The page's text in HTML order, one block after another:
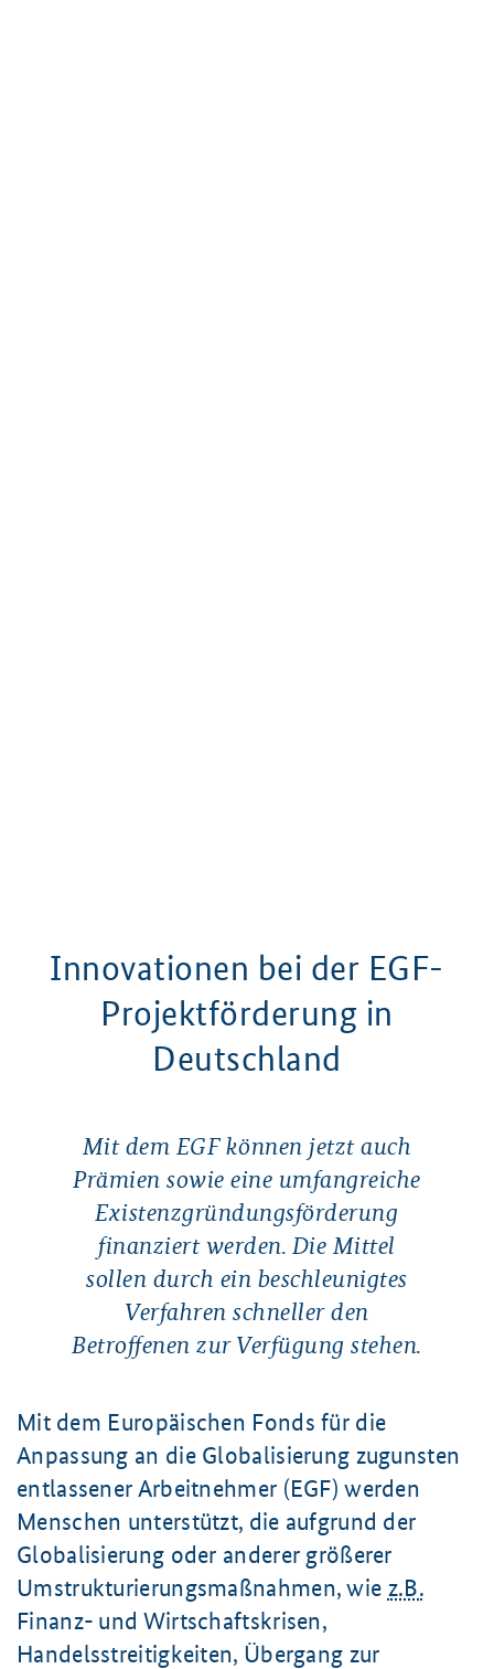
Innovationen bei der EGF-
Projektförderung in
Deutschland
Mit dem EGF können jetzt auch
Prämien sowie eine umfangreiche
Existenzgründungsförderung
finanziert werden. Die Mittel
sollen durch ein beschleunigtes
Verfahren schneller den
Betroffenen zur Verfügung stehen.
Mit dem Europäischen Fonds für die
Anpassung an die Globalisierung zugunsten
entlassener Arbeitnehmer (EGF) werden
Menschen unterstützt, die aufgrund der
Globalisierung oder anderer größerer
Umstrukturierungsmaßnahmen, wie z.B.
Finanz- und Wirtschaftskrisen,
Handelsstreitigkeiten, Übergang zur